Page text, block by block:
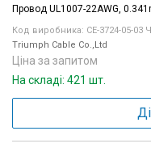
Провод UL1007-22AWG,
Код виробника: CE-3724-05-03 Ч
Triumph Cable Co.,Ltd
Ціна за запитом
На складі: 421 шт.